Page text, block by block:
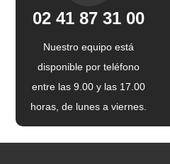
02 41 87 31 00
Nuestro equipo está
disponible por teléfono
entre las 9.00 y las 17.00
horas, de lunes a viernes.